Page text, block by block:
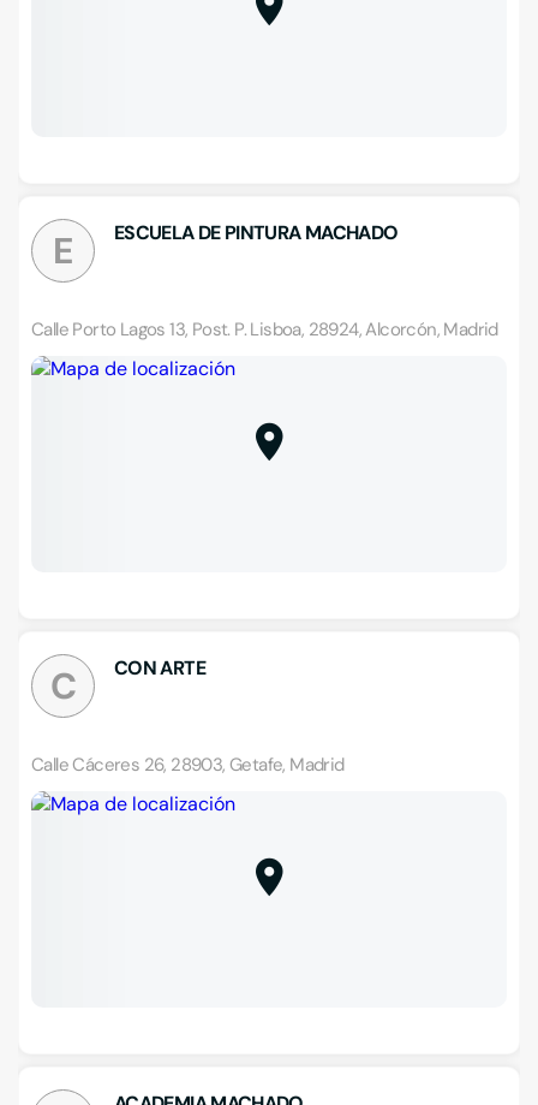
E ESCUELA DE PINTURA MACHADO
Calle Porto Lagos 13, Post. P. Lisboa, 28924, Alcorcón, Madrid
C CON ARTE
Calle Cáceres 26, 28903, Getafe, Madrid